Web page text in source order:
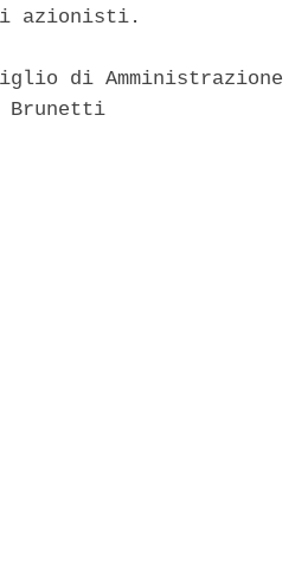
azionisti.
di Amministrazione
Brunetti